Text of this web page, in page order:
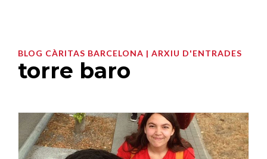
BLOG CÀRITAS BARCELONA | ARXIU D'ENTRADES
torre baro